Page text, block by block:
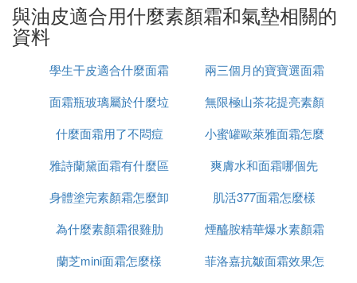
遮瑕的微霧光妝感真的可以一次實現！
合油肌、混和肌的女孩在夏季使用，就算肌膚出油
後，妝感也不會黯沉、反而更光潤透亮！另外對於毛
持妝，需要長時間在外奔波的女孩必須擁有！
4、蘭蔻零粉感超持久氣墊粉餅。油肌、混合肌女孩
必推的零粉感超持久粉底，氣墊版本當然是一樣優
可擊，連帶口罩都不會有粉痕！另外編輯個人私前岩
心覺得這款氣墊會越出油越美，剛上上去有點霧、出
與油皮適合用什麼素顏霜和氣墊相關的
資料
學生干皮適合什麼面霜
兩三個月的寶寶選面霜
怎麼選
面霜瓶玻璃屬於什麼垃
圾
無限極山茶花提亮素顏
霜怎麼樣
什麼面霜用了不悶痘
小蜜罐歐萊雅面霜怎麼
用
雅詩蘭黛面霜有什麼區
別
爽膚水和面霜哪個先
身體塗完素顏霜怎麼卸
妝
肌活377面霜怎麼樣
為什麼素顏霜很雞肋
煙醯胺精華爆水素顏霜
怎麼用
蘭芝mini面霜怎麼樣
菲洛嘉抗皺面霜效果怎